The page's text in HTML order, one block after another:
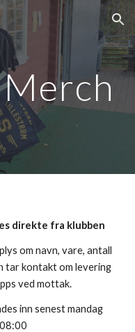
Skip to navigation
Merch
direkte fra klubben
om navn, vare, antall
tar kontakt om levering
ved mottak.
inn senest mandag